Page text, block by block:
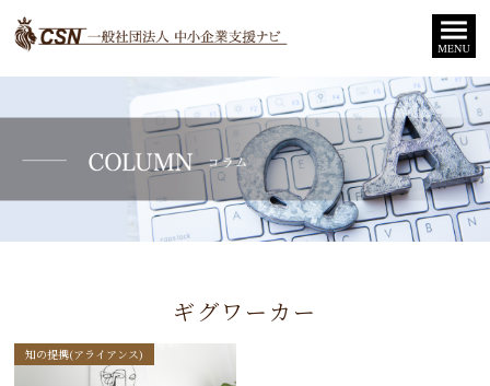
ギグワーカー
知の提携(アライアンス)